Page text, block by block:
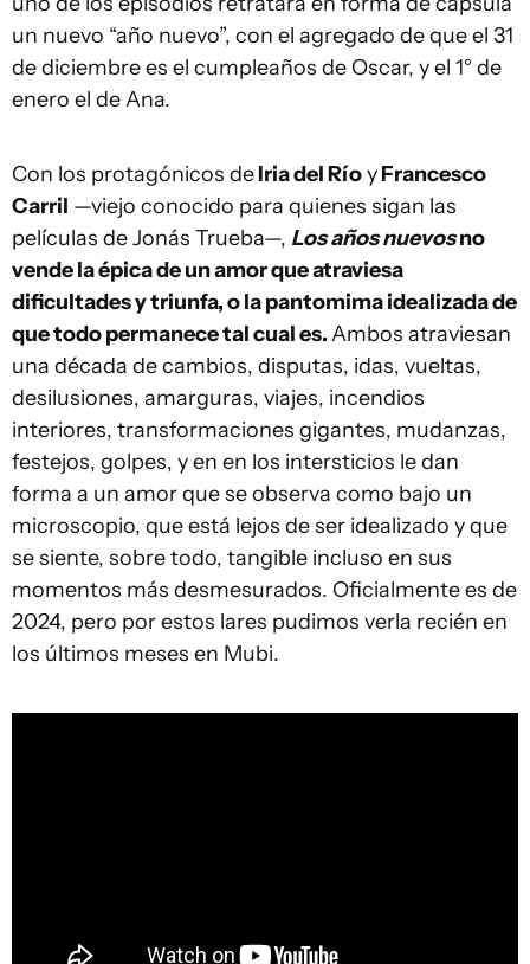
un nuevo “año nuevo”, con el agregado de que el 31
de diciembre es el cumpleaños de Oscar, y el 1° de
enero el de Ana.
Con los protagónicos deIria del RíoyFrancesco
Carril —viejo conocido para quienes sigan las
películas de Jonás Trueba—, Los años nuevosno
vende la épica de un amor que atraviesa
dificultades y triunfa, o la pantomima idealizada de
que todo permanece tal cual es.Ambos atraviesan
una década de cambios, disputas, idas, vueltas,
desilusiones, amarguras, viajes, incendios
interiores, transformaciones gigantes, mudanzas,
festejos, golpes, y en en los intersticios le dan
forma a un amor que se observa como bajo un
microscopio, que está lejos de ser idealizado y que
se siente, sobre todo, tangible incluso en sus
momentos más desmesurados. Oficialmente es de
2024, pero por estos lares pudimos verla recién en
los últimos meses en Mubi.